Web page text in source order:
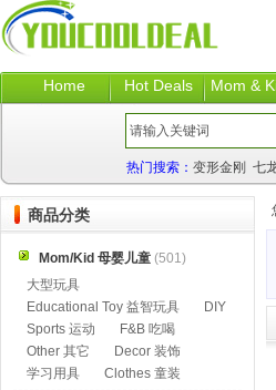
Home Hot Deals Mom &
热门搜索： 变形金刚 七
商品分类
Mom/Kid 母婴儿童 (501)
大型玩具
Educational Toy 益智玩具
DIY
Sports 运动
F&B 吃喝
Other 其它
Decor 装饰
学习用具
Clothes 童装